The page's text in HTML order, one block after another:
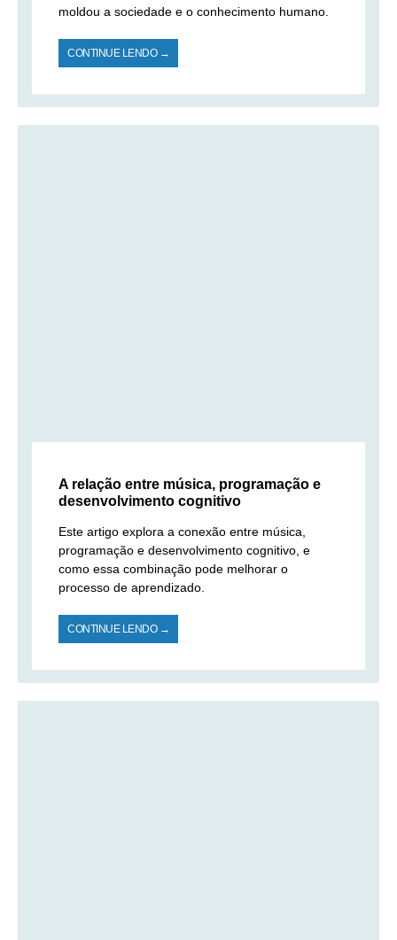
moldou a sociedade e o conhecimento humano.
CONTINUE LENDO →
A relação entre música, programação e
desenvolvimento cognitivo
Este artigo explora a conexão entre música,
programação e desenvolvimento cognitivo, e
como essa combinação pode melhorar o
processo de aprendizado.
CONTINUE LENDO →